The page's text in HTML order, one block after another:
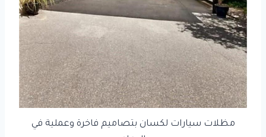
مظلات سيارات لكسان بتصاميم فاخرة وعملية في